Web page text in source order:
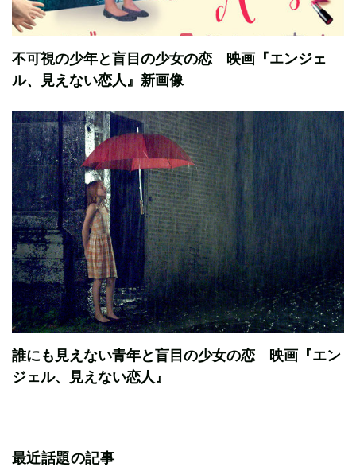
不可視の少年と盲目の少女の恋 映画『エンジェ
ル、見えない恋人』新画像
誰にも見えない青年と盲目の少女の恋 映画『エン
ジェル、見えない恋人』
最近話題の記事